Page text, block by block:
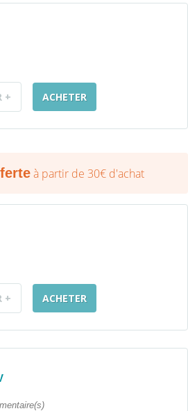
+ ACHETER
à partir de 30€ d'achat
+ ACHETER